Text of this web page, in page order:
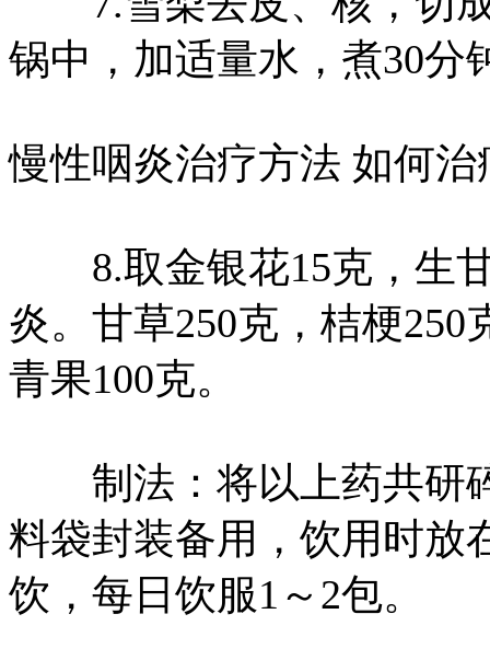
锅中，加适量水，煮30分
慢性咽炎治疗方法 如何
8.取金银花15克，生甘
炎。甘草250克，桔梗250
青果100克。
制法：将以上药共研碎
料袋封装备用，饮用时放
饮，每日饮服1～2包。